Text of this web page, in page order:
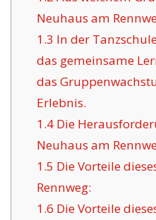
Neuhaus am
1.3 In der
das gemeinsame
das
Erlebnis.
1.4Die
Neuhaus am
1.5 Die Vorteile
Rennweg:
1.6 Die Vorteile